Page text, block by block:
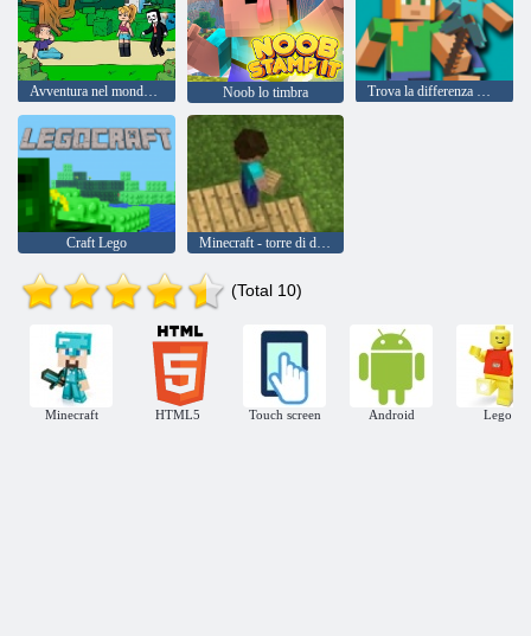
Avventura nel mondo della miniera Noob lo timbra Trova la differenza Minecraft
Craft Lego Minecraft - torre di difesa
(Total 10)
Minecraft HTML5 Touch screen Android Lego